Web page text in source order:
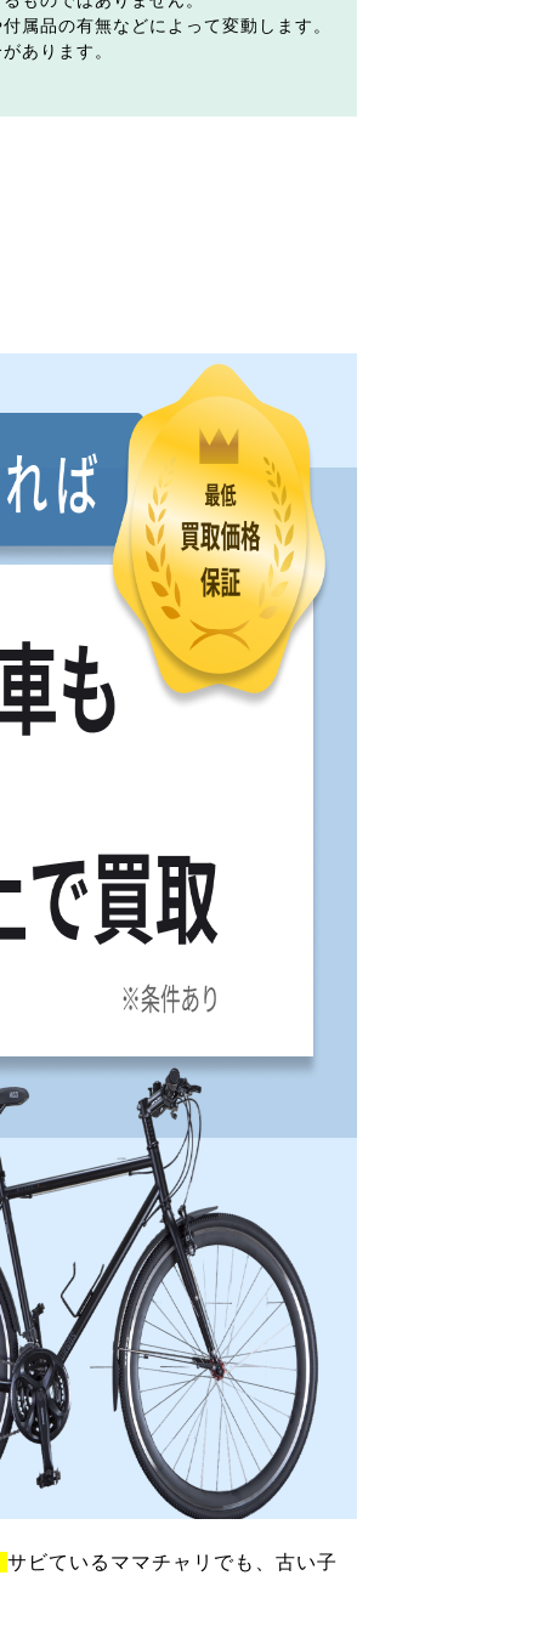
属品の有無などによって変動します。
あります。
サビているママチャリでも、古い子